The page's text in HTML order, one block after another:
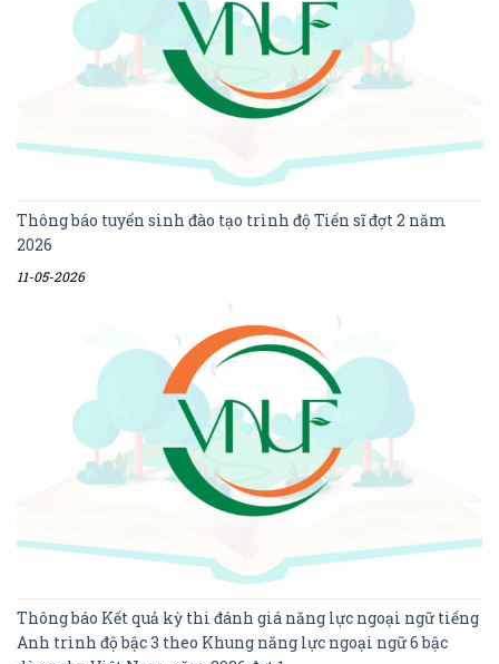
Thông báo tuyển sinh đào tạo trình độ Tiến sĩ đợt 2 năm
2026
11-05-2026
Thông báo Kết quả kỳ thi đánh giá năng lực ngoại ngữ tiếng
Anh trình độ bậc 3 theo Khung năng lực ngoại ngữ 6 bậc